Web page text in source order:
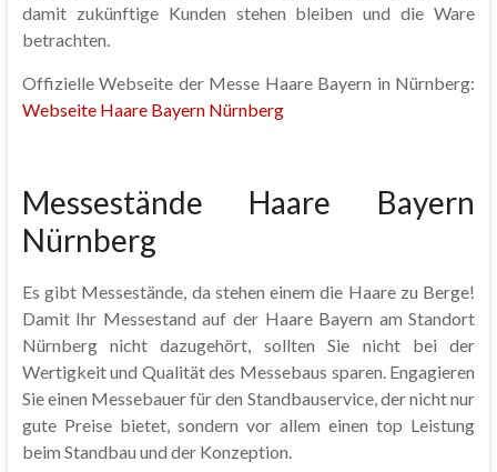
damit zukünftige Kunden stehen bleiben und die Ware
betrachten.
Offizielle Webseite der Messe Haare Bayern in Nürnberg:
Webseite Haare Bayern Nürnberg
Messestände Haare Bayern
Nürnberg
Es gibt Messestände, da stehen einem die Haare zu Berge!
Damit Ihr Messestand auf der Haare Bayern am Standort
Nürnberg nicht dazugehört, sollten Sie nicht bei der
Wertigkeit und Qualität des Messebaus sparen. Engagieren
Sie einen Messebauer für den Standbauservice, der nicht nur
gute Preise bietet, sondern vor allem einen top Leistung
beim Standbau und der Konzeption.